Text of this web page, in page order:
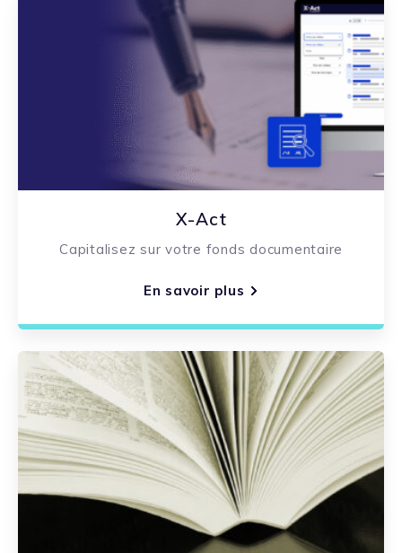
X-Act
Capitalisez sur votre fonds documentaire
En savoir plus